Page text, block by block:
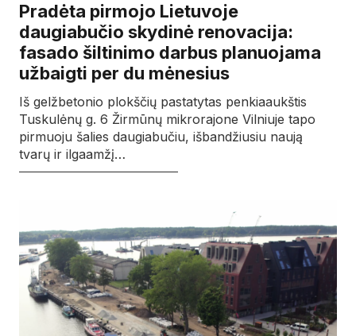
Pradėta pirmojo Lietuvoje
daugiabučio skydinė renovacija:
fasado šiltinimo darbus planuojama
užbaigti per du mėnesius
Iš gelžbetonio plokščių pastatytas penkiaaukštis
Tuskulėnų g. 6 Žirmūnų mikrorajone Vilniuje tapo
pirmuoju šalies daugiabučiu, išbandžiusiu naują
tvarų ir ilgaamžį…